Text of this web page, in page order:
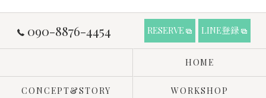
090-8876-4454 RESERVE LINE登録
HOME
CONCEPT&STORY WORKSHOP